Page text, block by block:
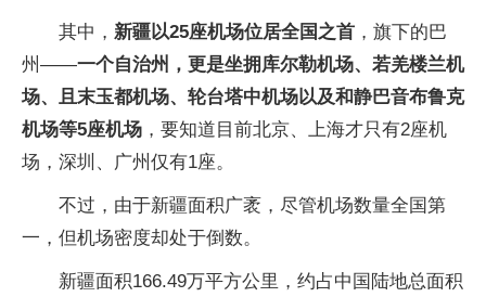
其中， 新疆以25座机场位居全国之首 ，旗下的巴
州——一个自治州，更是坐拥库尔勒机场、若羌楼兰机
场、且末玉都机场、轮台塔中机场以及和静巴音布鲁克
机场等5座机场 ，要知道目前北京、上海才只有2座机
场，深圳、广州仅有1座。
不过，由于新疆面积广袤，尽管机场数量全国第
一，但机场密度却处于倒数。
新疆面积166.49万平方公里，约占中国陆地总面积